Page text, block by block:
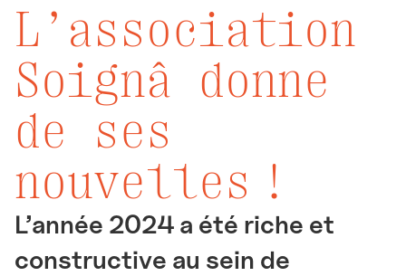
L’association
Soignâ donne
de ses
nouvelles !
L’année 2024 a été riche et
constructive au sein de